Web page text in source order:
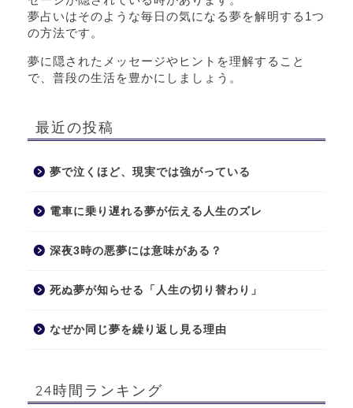
夢占いはそのような毎日の気になる夢を解明する1つ
の方法です。
夢に隠されたメッセージやヒントを理解すること
で、普段の生活を豊かにしましょう。
最近の投稿
夢で泣くほど、現実では強がっている
電車に乗り遅れる夢が伝える人生のズレ
深夜3時の悪夢には意味がある？
死ぬ夢が知らせる「人生の切り替わり」
なぜか同じ夢を繰り返し見る理由
24時間ランキング